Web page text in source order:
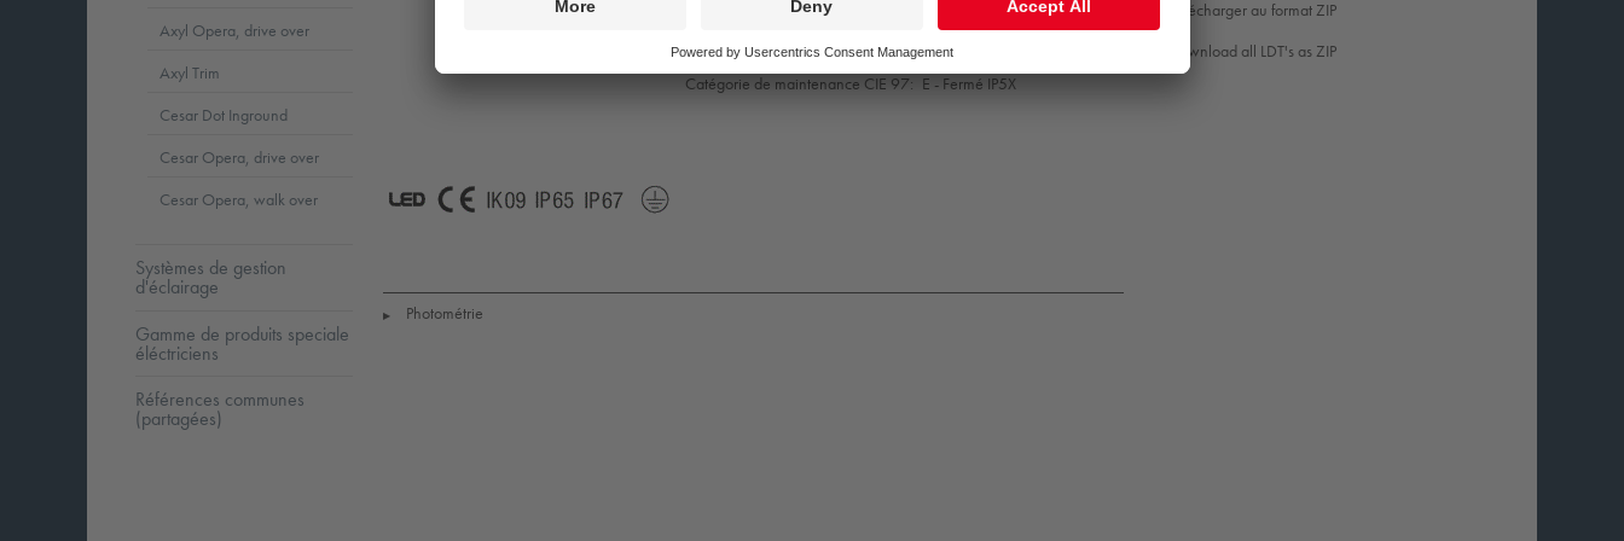
Télécharger au format ZIP
Download all LDT's as ZIP
1x LED_DRV
2,2 W Facteur de puissance = 0,44
Gestion d’éclairage: FIX
Catégorie de maintenance CIE 97: E - Fermé IP5X
▶ Photométrie
Axyl Opera, drive over
Axyl Trim
Cesar Dot Inground
Cesar Opera, drive over
Cesar Opera, walk over
Systèmes de gestion
d'éclairage
Gamme de produits speciale
éléctriciens
Références communes
(partagées)